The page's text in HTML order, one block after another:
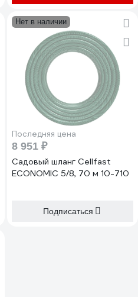
Нет в наличии
Последняя цена
8 951 ₽
Садовый шланг Cellfast
ECONOMIC 5/8, 70 м 10-710
Подписаться